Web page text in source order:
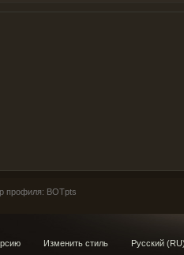
профиля: BOTpts
Изменить стиль Русский